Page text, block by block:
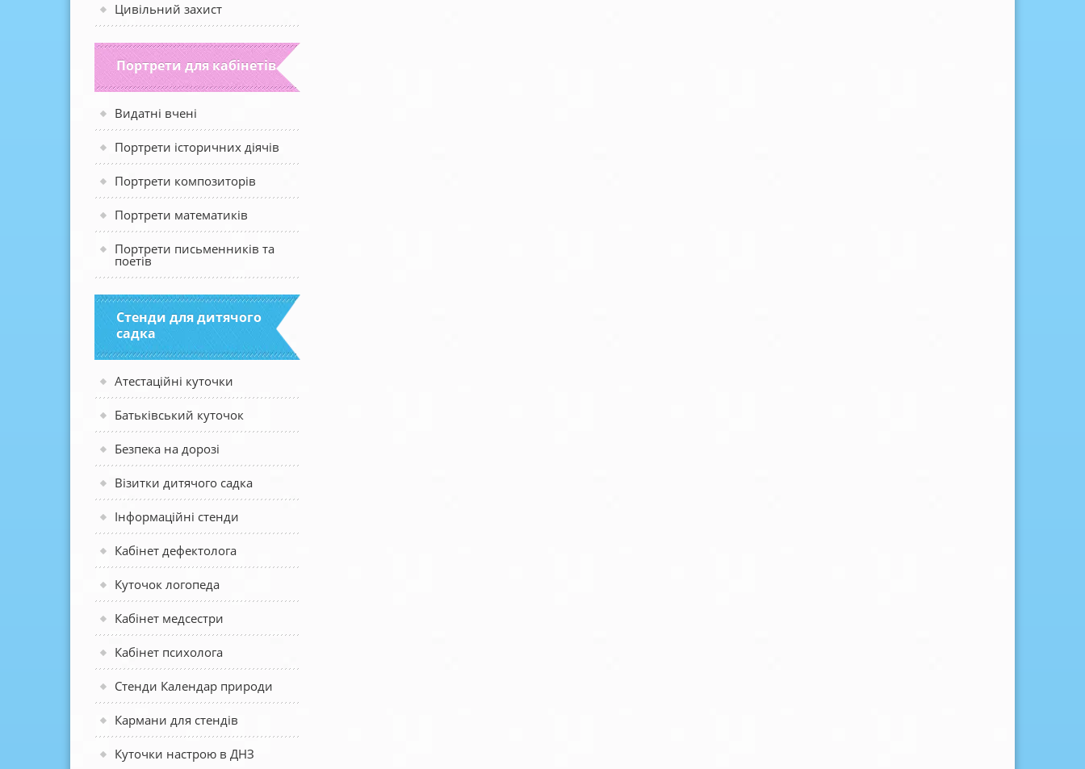
Цивільний захист
Портрети для кабінетів
Видатні вчені
Портрети історичних діячів
Портрети композиторів
Портрети математиків
Портрети письменників та
поетів
Стенди для дитячого
садка
Атестаційні куточки
Батьківський куточок
Безпека на дорозі
Візитки дитячого садка
Інформаційні стенди
Кабінет дефектолога
Куточок логопеда
Кабінет медсестри
Кабінет психолога
Стенди Календар природи
Кармани для стендів
Куточки настрою в ДНЗ